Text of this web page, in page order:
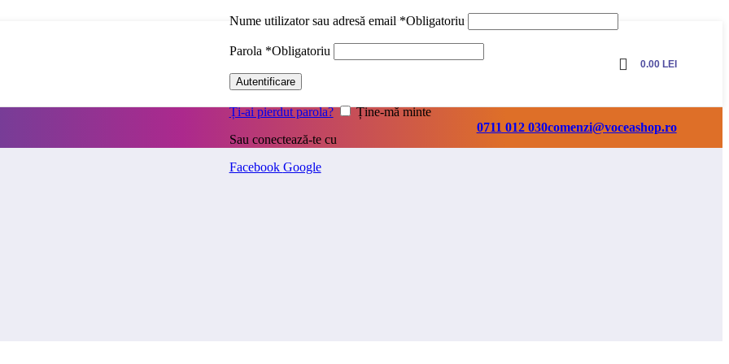
Nume utilizator sau adresă email *Obligatoriu
Parola *Obligatoriu
Autentificare
Ți-ai pierdut parola?
Ține-mă minte
Sau conectează-te cu
Facebook Google
0.00 LEI
0711 012 030comenzi@voceashop.ro